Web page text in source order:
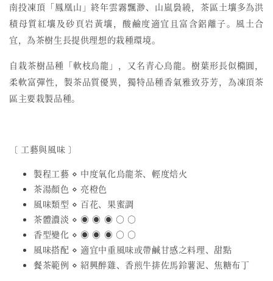
南投凍頂「鳳凰山」終年雲霧飄渺、山嵐裊繞，茶區土壤多為洪
積母質紅壤及砂頁岩黃壤，酸鹼度適宜且富含鋁離子。風土合
宜，為茶樹生長提供理想的栽種環境。
自栽茶樹品種「軟枝烏龍」，又名青心烏龍。樹葉形長似橢圓，
柔軟富彈性，製茶品質優異，獨特品種香氣雅致芬芳，為凍頂茶
區主要栽製品種。
〔 工藝與風味 〕
製程工藝 ⋄ 中度氧化烏龍茶、輕度焙火
茶湯顏色 ⋄ 亮橙色
風味類型 ⋄ 百花、果蜜調
茶體濃淡 ⋄ ◉ ◉ ◉ ○ ○
香型變化 ⋄ ◉ ◉ ◉ ○ ○
風味搭配 ⋄ 適宜中重風味或帶鹹甘感之料理、甜點
餐茶範例 ⋄ 紹興醉雞、香煎牛排佐馬鈴薯泥、焦糖布丁